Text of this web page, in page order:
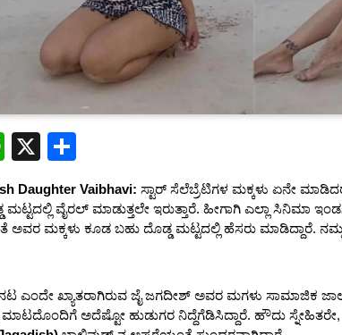
W
h
at
s
p
p
X
h
ar
e
Daughter Vaibhavi: ಸ್ಟಾರ್ ಸೆಲೆಬ್ರೆಟಿಗಳ ಮಕ್ಕಳು ಏನೇ
ಮಟ್ಟದಲ್ಲಿ ವೈರಲ್ ಮಾಡುತ್ತಲೇ ಇರುತ್ತಾರೆ. ಹೀಗಾಗಿ ಎಲ್ಲಾ ಸಿನಿಮಾ
ಮಕ್ಕಳು ಕೂಡ ಬಹು ದೊಡ್ಡ ಮಟ್ಟದಲ್ಲಿ ಹೆಸರು ಮಾಡಿದ್ದಾರೆ. ನಮ್ಮ
ಎಂದೇ ಖ್ಯಾತರಾಗಿರುವ ಜೈ ಜಗದೀಶ್ ಅವರ ಮಗಳು ಸಾಮಾಜಿಕ
ಅದೆಷ್ಟೋ ಹುಡುಗರ ನಿದ್ದೆಗೆಡಿಸಿದ್ದಾರೆ. ಹೌದು